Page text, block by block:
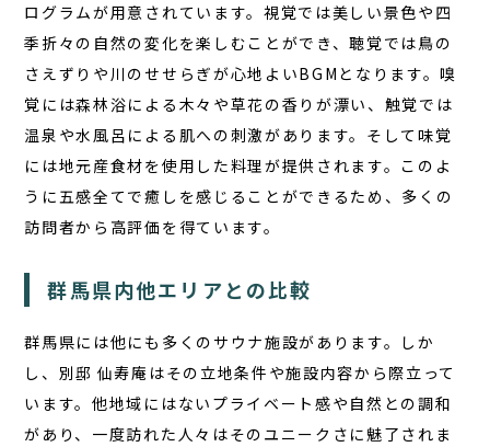
ログラムが用意されています。視覚では美しい景色や四
季折々の自然の変化を楽しむことができ、聴覚では鳥の
さえずりや川のせせらぎが心地よいBGMとなります。嗅
覚には森林浴による木々や草花の香りが漂い、触覚では
温泉や水風呂による肌への刺激があります。そして味覚
には地元産食材を使用した料理が提供されます。このよ
うに五感全てで癒しを感じることができるため、多くの
訪問者から高評価を得ています。
群馬県内他エリアとの比較
群馬県には他にも多くのサウナ施設があります。しか
し、 別邸 仙寿庵 はその立地条件や施設内容から際立って
います。他地域にはないプライベート感や自然との調和
があり、一度訪れた人々はそのユニークさに魅了されま